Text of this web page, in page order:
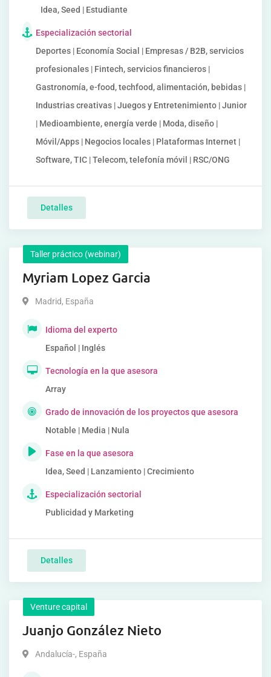
Idea, Seed | Estudiante
Especialización sectorial
Deportes | Economía Social | Empresas / B2B, servicios
profesionales | Fintech, servicios financieros |
Gastronomía, e-food, techfood, alimentación, bebidas |
Industrias creativas | Juegos y Entretenimiento | Junior
| Medioambiente, energía verde | Moda, diseño |
Móvil/Apps | Negocios locales | Plataformas Internet |
Software, TIC | Telecom, telefonía móvil | RSC/ONG
Detalles
Taller práctico (webinar)
Myriam Lopez Garcia
Madrid, España
Idioma del experto
Español | Inglés
Tecnología en la que asesora
Array
Grado de innovación de los proyectos que asesora
Notable | Media | Nula
Fase en la que asesora
Idea, Seed | Lanzamiento | Crecimiento
Especialización sectorial
Publicidad y Marketing
Detalles
Venture capital
Juanjo González Nieto
Andalucía-, España